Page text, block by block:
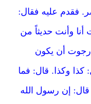
فقدم عليه فقال:
وأنت حديثاً من
أن يكون
وكذا. قال: فما
إن رسول الله